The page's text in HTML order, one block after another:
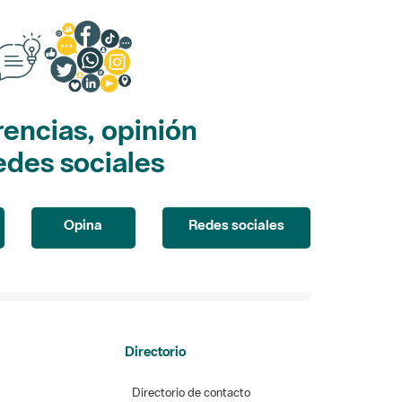
opinión
sociales
Opina Redes sociales
Directorio
Directorio de contacto